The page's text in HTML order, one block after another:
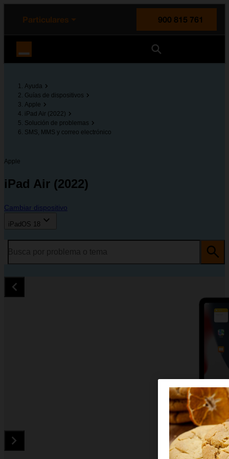
principal
la página
Particulares
900 815 761
Ayuda
Guías de dispositivos
Apple
iPad Air (2022)
Solución de problemas
SMS, MMS y correo electrónico
Apple
iPad Air (2022)
Cambiar dispositivo
iPadOS 18